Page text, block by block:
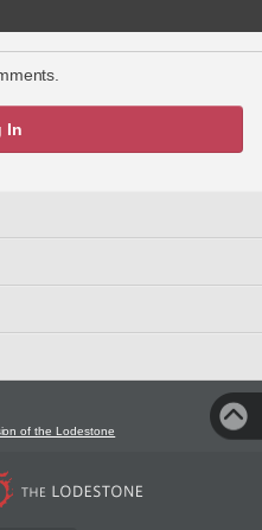
In
of the Lodestone